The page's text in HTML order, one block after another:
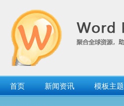
首页 新闻资讯 模板主题